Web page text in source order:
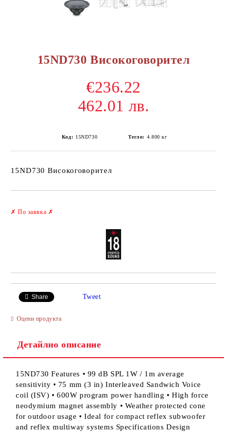
15ND730 Високоговорител
€236.22
462.01 лв.
Код: 15ND730 Тегло: 4.800 кг
15ND730 Високоговорител
✗ По заявка ✗
Share Tweet
Оцени продукта
Детайлно описание
15ND730 Features • 99 dB SPL 1W / 1m average
sensitivity • 75 mm (3 in) Interleaved Sandwich Voice
coil (ISV) • 600W program power handling • High force
neodymium magnet assembly • Weather protected cone
for outdoor usage • Ideal for compact reflex subwoofer
and reflex multiway systems Specifications Design